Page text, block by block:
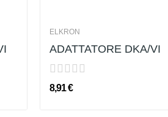
ELKRON
ADATTATORE DKA/VI
8,91 €